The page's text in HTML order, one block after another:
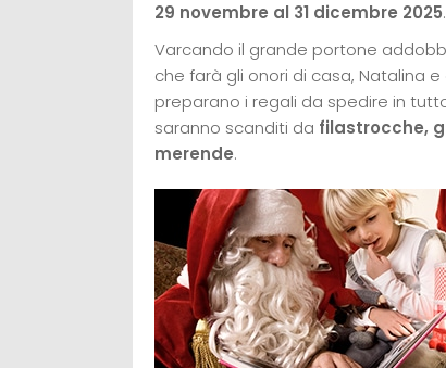
29 novembre al 31 dicembre 2025.
Varcando il grande portone
che farà gli onori di casa, Natalina
preparano i regali da spedire in
saranno scanditi da filastrocche,
merende.